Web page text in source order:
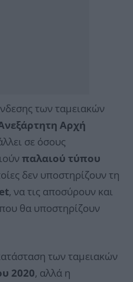
των ταμειακών
Αρχή
σε όσους
παλαιού τύπου
δεν υποστηρίζουν τη
, να τις αποσύρουν και
θα υποστηρίζουν
των ταμειακών
2020, αλλά η